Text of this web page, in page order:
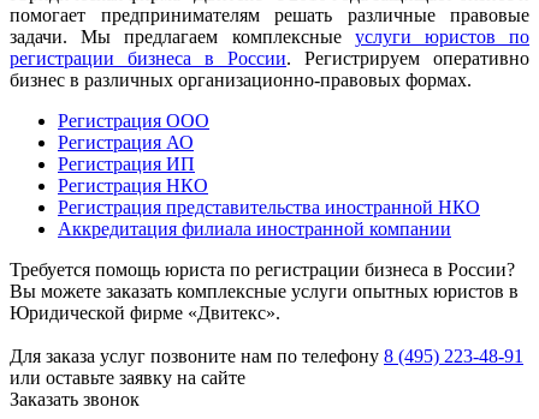
помогает предпринимателям решать различные правовые
задачи. Мы предлагаем комплексные услуги юристов по
регистрации бизнеса в России. Регистрируем оперативно
бизнес в различных организационно-правовых формах.
Регистрация ООО
Регистрация АО
Регистрация ИП
Регистрация НКО
Регистрация представительства иностранной НКО
Аккредитация филиала иностранной компании
Требуется помощь юриста по регистрации бизнеса в России?
Вы можете заказать комплексные услуги опытных юристов в
Юридической фирме «Двитекс».
Для заказа услуг позвоните нам по телефону 8 (495) 223-48-91
или оставьте заявку на сайте
Заказать звонок